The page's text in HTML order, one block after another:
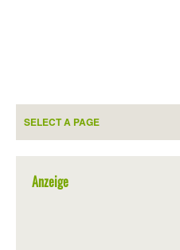
Anzeige